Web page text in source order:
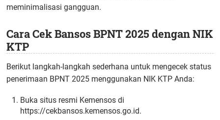
meminimalisasi gangguan.
Cara Cek Bansos BPNT 2025 dengan NIK
KTP
Berikut langkah-langkah sederhana untuk mengecek status
penerimaan BPNT 2025 menggunakan NIK KTP Anda:
Buka situs resmi Kemensos di
https://cekbansos.kemensos.go.id.